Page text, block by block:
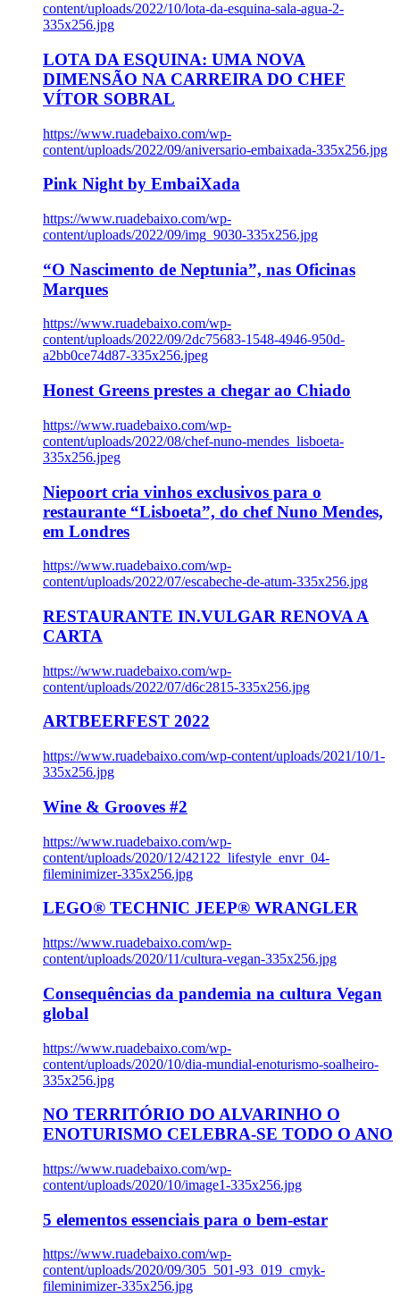
content/uploads/2022/10/lota-da-esquina-sala-agua-2-
335x256.jpg
LOTA DA ESQUINA: UMA NOVA
DIMENSÃO NA CARREIRA DO CHEF
VÍTOR SOBRAL
https://www.ruadebaixo.com/wp-
content/uploads/2022/09/aniversario-embaixada-335x256.jpg
Pink Night by EmbaiXada
https://www.ruadebaixo.com/wp-
content/uploads/2022/09/img_9030-335x256.jpg
“O Nascimento de Neptunia”, nas Oficinas
Marques
https://www.ruadebaixo.com/wp-
content/uploads/2022/09/2dc75683-1548-4946-950d-
a2bb0ce74d87-335x256.jpeg
Honest Greens prestes a chegar ao Chiado
https://www.ruadebaixo.com/wp-
content/uploads/2022/08/chef-nuno-mendes_lisboeta-
335x256.jpeg
Niepoort cria vinhos exclusivos para o
restaurante “Lisboeta”, do chef Nuno Mendes,
em Londres
https://www.ruadebaixo.com/wp-
content/uploads/2022/07/escabeche-de-atum-335x256.jpg
RESTAURANTE IN.VULGAR RENOVA A
CARTA
https://www.ruadebaixo.com/wp-
content/uploads/2022/07/d6c2815-335x256.jpg
ARTBEERFEST 2022
https://www.ruadebaixo.com/wp-content/uploads/2021/10/1-
335x256.jpg
Wine & Grooves #2
https://www.ruadebaixo.com/wp-
content/uploads/2020/12/42122_lifestyle_envr_04-
fileminimizer-335x256.jpg
LEGO® TECHNIC JEEP® WRANGLER
https://www.ruadebaixo.com/wp-
content/uploads/2020/11/cultura-vegan-335x256.jpg
Consequências da pandemia na cultura Vegan
global
https://www.ruadebaixo.com/wp-
content/uploads/2020/10/dia-mundial-enoturismo-soalheiro-
335x256.jpg
NO TERRITÓRIO DO ALVARINHO O
ENOTURISMO CELEBRA-SE TODO O ANO
https://www.ruadebaixo.com/wp-
content/uploads/2020/10/image1-335x256.jpg
5 elementos essenciais para o bem-estar
https://www.ruadebaixo.com/wp-
content/uploads/2020/09/305_501-93_019_cmyk-
fileminimizer-335x256.jpg